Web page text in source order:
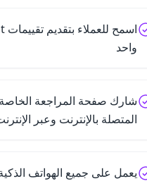
واحد
شارك صفحة المراجعة الخاصة
المتصلة بالإنترنت وعبر
يعمل على جميع الهواتف